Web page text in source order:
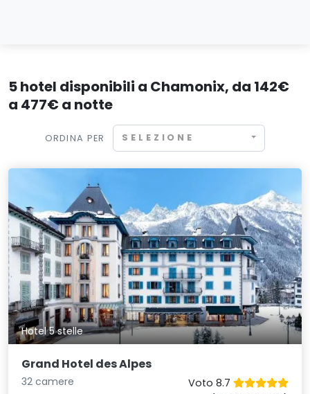
5 hotel disponibili a Chamonix, da 142€
a 477€ a notte
ORDINA PER SELEZIONE
Hotel 5 stelle
Grand Hotel des Alpes
32 camere
Voto 8.7